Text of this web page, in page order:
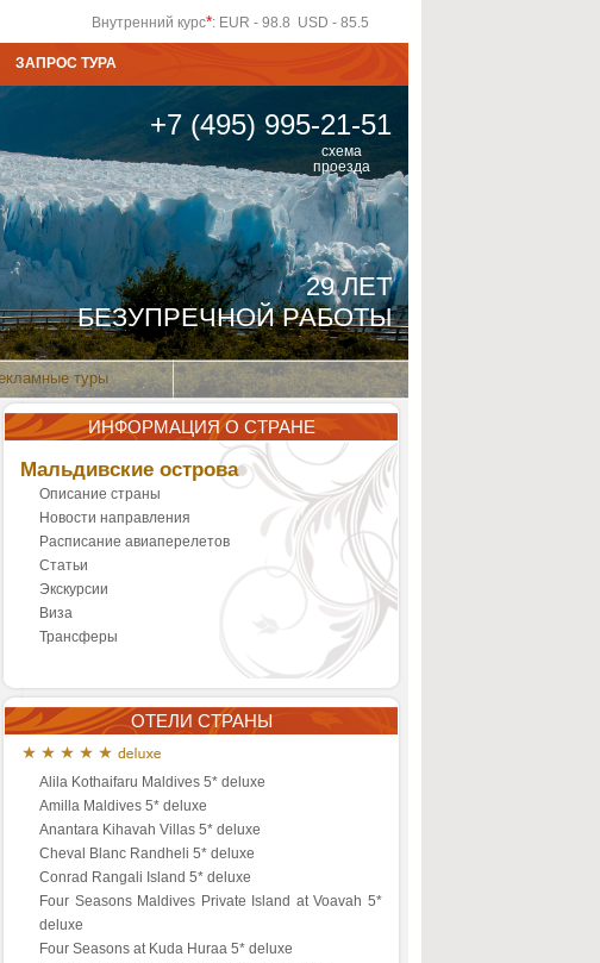
Внутренний курс*: EUR - 98.8 USD - 85.5
ЗАПРОС ТУРА
+7 (495) 995-21-51
схема
проезда
туры
29 ЛЕТ
БЕЗУПРЕЧНОЙ РАБОТЫ
ИНФОРМАЦИЯ О СТРАНЕ
Мальдивские острова
Описание страны
Новости направления
Расписание авиаперелетов
Статьи
Экскурсии
Виза
Трансферы
ОТЕЛИ СТРАНЫ
Alila Kothaifaru Maldives 5* deluxe
Amilla Maldives 5* deluxe
Anantara Kihavah Villas 5* deluxe
Cheval Blanc Randheli 5* deluxe
Conrad Rangali Island 5* deluxe
Four Seasons Maldives Private Island at Voavah 5*
deluxe
Four Seasons at Kuda Huraa 5* deluxe